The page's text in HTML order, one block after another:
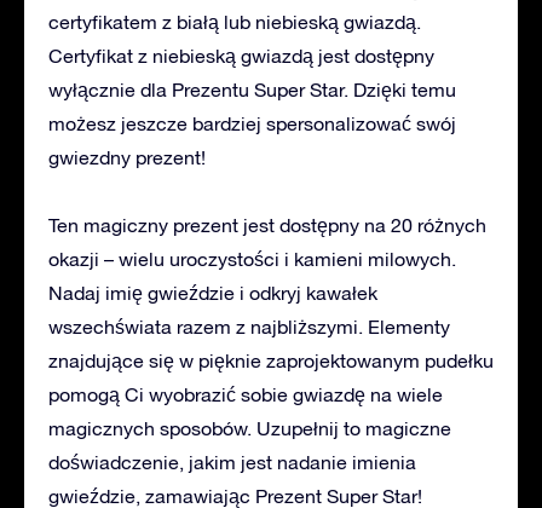
certyfikatem z białą lub niebieską gwiazdą.
Certyfikat z niebieską gwiazdą jest dostępny
wyłącznie dla Prezentu Super Star. Dzięki temu
możesz jeszcze bardziej spersonalizować swój
gwiezdny prezent!
Ten magiczny prezent jest dostępny na 20 różnych
okazji – wielu uroczystości i kamieni milowych.
Nadaj imię gwieździe i odkryj kawałek
wszechświata razem z najbliższymi. Elementy
znajdujące się w pięknie zaprojektowanym pudełku
pomogą Ci wyobrazić sobie gwiazdę na wiele
magicznych sposobów. Uzupełnij to magiczne
doświadczenie, jakim jest nadanie imienia
gwieździe, zamawiając Prezent Super Star!